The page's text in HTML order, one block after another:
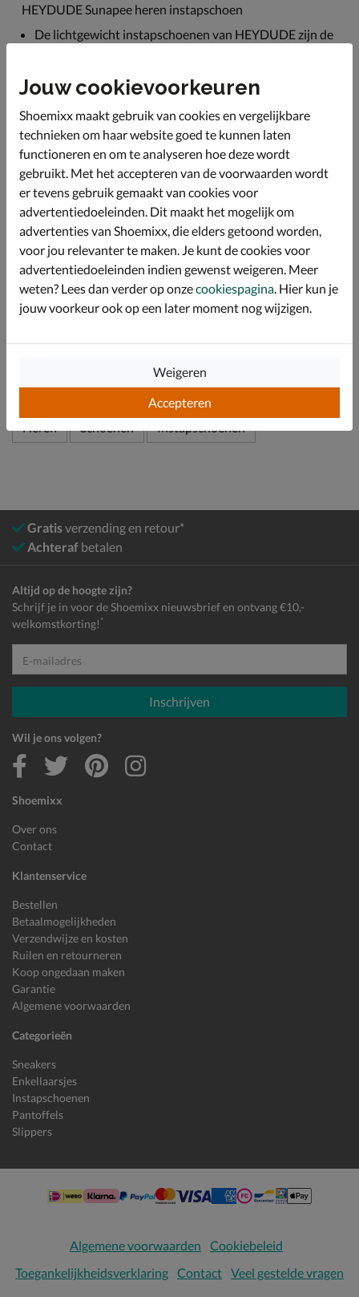
HEYDUDE Sunapee heren instapschoen
De lichtgewicht instapschoenen van HEYDUDE zijn de
Gevoerd met canvas wat een fijne verkoelende werking
heeft. Tevens voorzien van een gewatteerde hielkap
voor meer comfort tijdens het lopen.
Voorzien van een uitneembaar foam-voetbed wat een
fijne demping biedt tijdens het lopen. Daarnaast zorgt
de perforatie in het voetbed voor een snelle vocht- en
warmte-afvoer.
Afgewerkt met een licht EVA-foam loopzool wat een
uitstekende schokabsorptie heeft. Hierdoor worden de
voeten minder snel moe.
Specificaties
Over HEYDUDE
Bekijk meer
Heren Schoenen Instapschoenen
Gratisverzending en retour*
Achteraf betalen
Shoemixx
Over ons
Contact
Klantenservice
Bestellen
Betaalmogelijkheden
Verzendwijze en kosten
Ruilen en retourneren
Koop ongedaan maken
Garantie
Algemene voorwaarden
Categorieën
Sneakers
Enkellaarsjes
Instapschoenen
Pantoffels
Slippers
Altijd op de hoogte zijn?
Schrijf je in voor de Shoemixx nieuwsbrief en ontvang €10,-
welkomstkorting! *
E-mailadres
Inschrijven
Wil je ons volgen?
Algemene voorwaarden
Cookiebeleid
Toegankelijkheidsverklaring Contact Veel gestelde vragen
Jouw cookievoorkeuren
Shoemixx maakt gebruik van cookies en vergelijkbare
technieken om haar website goed te kunnen laten
functioneren en om te analyseren hoe deze wordt
gebruikt. Met het accepteren van de voorwaarden wordt
er tevens gebruik gemaakt van cookies voor
advertentiedoeleinden. Dit maakt het mogelijk om
advertenties van Shoemixx, die elders getoond worden,
voor jou relevanter te maken. Je kunt de cookies voor
advertentiedoeleinden indien gewenst weigeren. Meer
weten? Lees dan verder op onzecookiespagina . Hier kun je
jouw voorkeur ook op een later moment nog wijzigen.
Accepteren
Weigeren